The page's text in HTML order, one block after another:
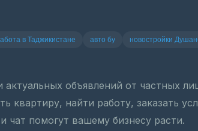
в Таджикистане авто бу новостройки
объявлений от частных
квартиру, найти работу, заказать
помогут вашему бизнесу расти.